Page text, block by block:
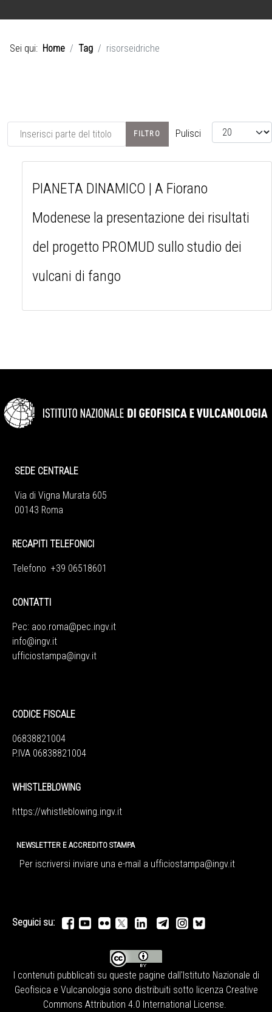
Sei qui: Home Tag risorseidriche
Inserisci parte del titolo FILTRO Pulisci Visualizza #
PIANETA DINAMICO | A Fiorano
Modenese la presentazione dei risultati
del progetto PROMUD sullo studio dei
vulcani di fango
SEDE CENTRALE
Via di Vigna Murata 605
00143 Roma
RECAPITI TELEFONICI
Telefono +39 06518601
CONTATTI
Pec: aoo.roma@pec.ingv.it
info@ingv.it
ufficiostampa@ingv.it
CODICE FISCALE
06838821004
P.IVA 06838821004
WHISTLEBLOWING
https://whistleblowing.ingv.it
NEWSLETTER E ACCREDITO STAMPA
Per iscriversi inviare una e-mail a ufficiostampa@ingv.it
Seguici su:
I contenuti pubblicati su queste pagine dall' Istituto Nazionale di
Geofisica e Vulcanologia sono distribuiti sotto licenza Creative
Commons Attribution 4.0 International License.